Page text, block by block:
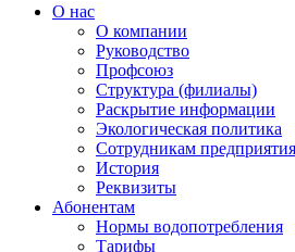
О нас
О компании
Руководство
Профсоюз
Структура (филиалы)
Раскрытие информации
Экологическая политика
Сотрудникам предприятия
История
Реквизиты
Абонентам
Нормы водопотребления
Тарифы